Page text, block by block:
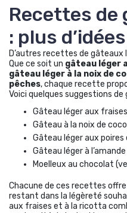
Recettes de
: plus
D’autres recettes de gâteaux
Que ce soit un gâteau léger
gâteau léger à la noix de
pêches, chaque recette
Voici quelques suggestions de
Gâteau léger aux
Gâteau à la noix de
Gâteau léger aux poires
Gâteau léger à
Moelleux au chocolat
Chacune de ces recettes
restant dans la légèreté
aux fraises et à la ricotta